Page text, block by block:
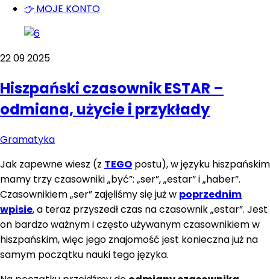
MOJE KONTO
Close
Close
22092025
Hiszpański czasownik ESTAR –
odmiana, użycie i przykłady
Gramatyka
Jak zapewne wiesz (z TEGO postu), w języku hiszpańskim
mamy trzy czasowniki „być”: „ser”, „estar” i „haber”.
Czasownikiem „ser” zajęliśmy się już w poprzednim
wpisie, a teraz przyszedł czas na czasownik „estar”. Jest
on bardzo ważnym i często używanym czasownikiem w
hiszpańskim, więc jego znajomość jest konieczna już na
samym początku nauki tego języka.